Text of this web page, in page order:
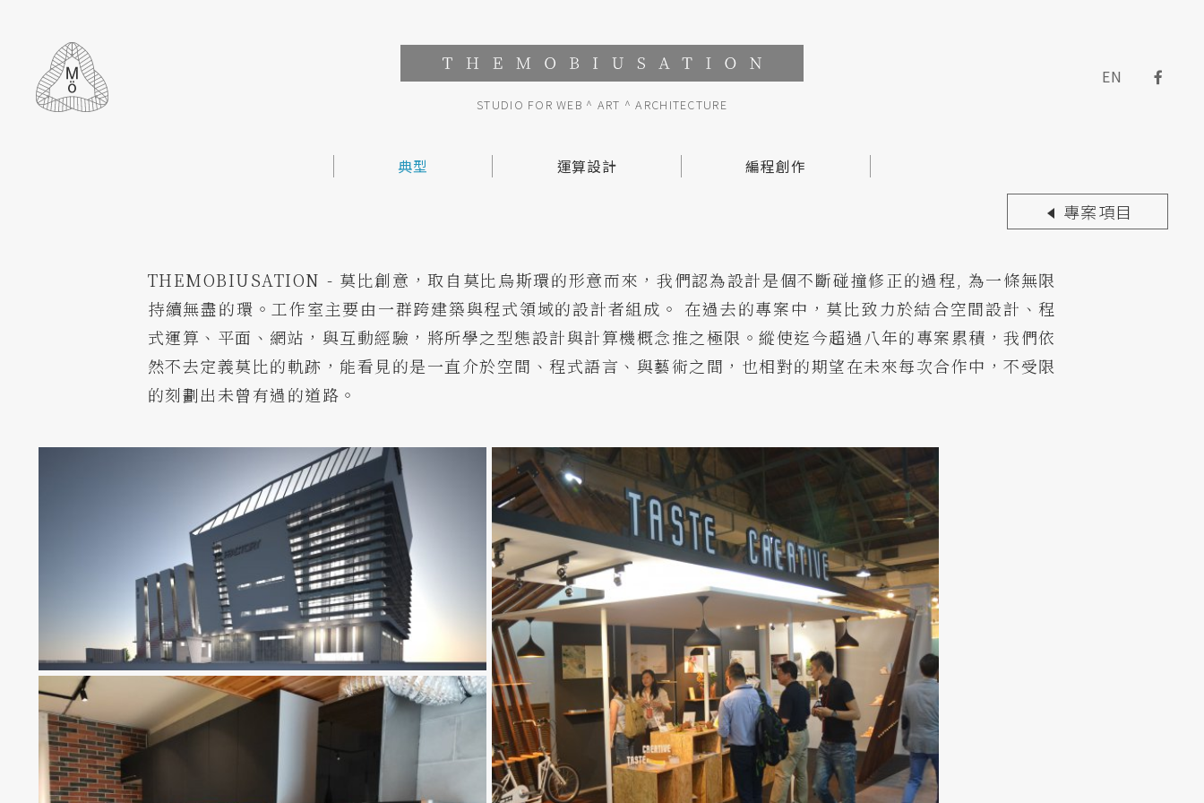
STUDIO FOR WEB ^ ART ^ ARCHITECTURE
典型
運算設計
編程創作
EN
專案項目
THEMOBIUSATION - 莫比創意，取自莫比烏斯環的形意而來，我們認為設計是個不斷碰撞修正的過程, 為一條無限
持續無盡的環。工作室主要由一群跨建築與程式領域的設計者組成。 在過去的專案中，莫比致力於結合空間設計、程
式運算、平面、網站，與互動經驗，將所學之型態設計與計算機概念推之極限。縱使迄今超過八年的專案累積，我們依
然不去定義莫比的軌跡，能看見的是一直介於空間、程式語言、與藝術之間，也相對的期望在未來每次合作中，不受限
的刻劃出未曾有過的道路。